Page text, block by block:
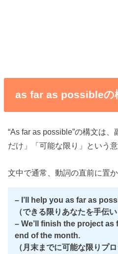
as far as possibleの
“As far as possible”の構文は
だけ」「可能な限り」という意
文中で通常、動詞の直前に置か
– I’ll help you as far as
（できる限りあなたを手伝い
– We’ll finish the project
end of the month.
（月末までに可能な限りプ